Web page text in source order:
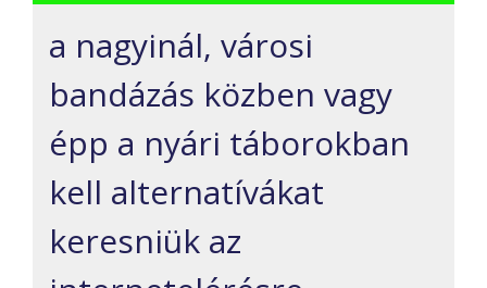
a nagyinál, városi
bandázás közben vagy
épp a nyári táborokban
kell alternatívákat
keresniük az